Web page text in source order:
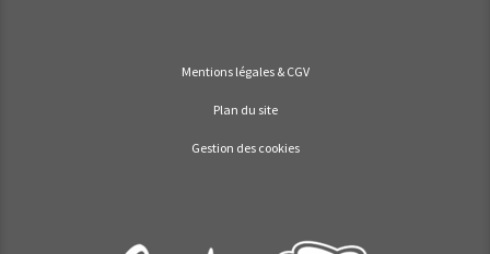
Mentions légales & CGV
Plan du site
Gestion des cookies